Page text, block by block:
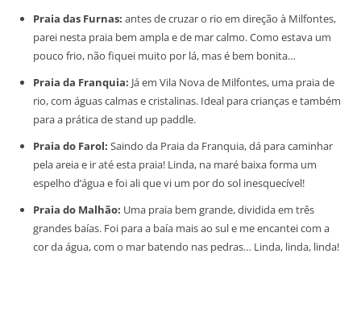
Praia das Furnas: antes de cruzar o rio em direção à Milfontes,
parei nesta praia bem ampla e de mar calmo. Como estava um
pouco frio, não fiquei muito por lá, mas é bem bonita…
Praia da Franquia: Já em Vila Nova de Milfontes, uma praia de
rio, com águas calmas e cristalinas. Ideal para crianças e também
para a prática de stand up paddle.
Praia do Farol: Saindo da Praia da Franquia, dá para caminhar
pela areia e ir até esta praia! Linda, na maré baixa forma um
espelho d’água e foi ali que vi um por do sol inesquecível!
Praia do Malhão: Uma praia bem grande, dividida em três
grandes baías. Foi para a baía mais ao sul e me encantei com a
cor da água, com o mar batendo nas pedras… Linda, linda, linda!